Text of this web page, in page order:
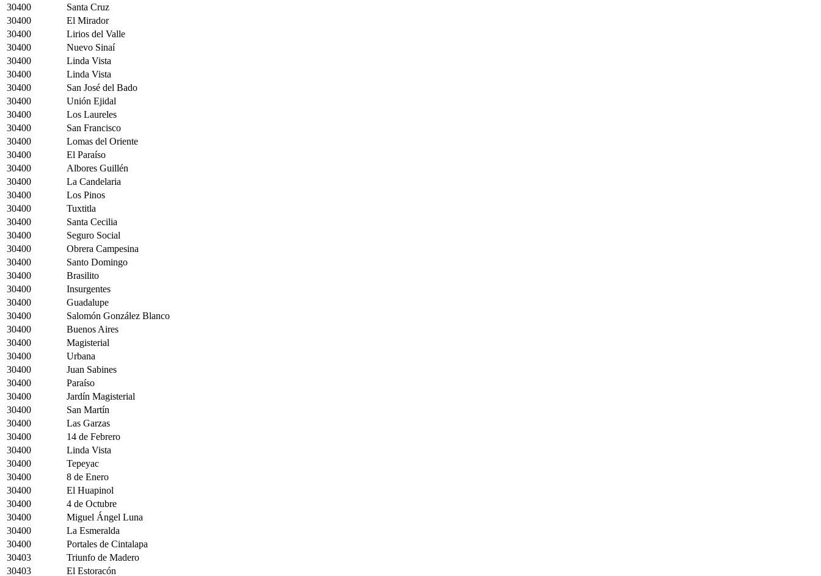
30400
Santa Cruz
30400
El Mirador
30400
Lirios del Valle
30400
Nuevo Sinaí
30400
Linda Vista
30400
Linda Vista
30400
San José del Bado
30400
Unión Ejidal
30400
Los Laureles
30400
San Francisco
30400
Lomas del Oriente
30400
El Paraíso
30400
Albores Guillén
30400
La Candelaria
30400
Los Pinos
30400
Tuxtitla
30400
Santa Cecilia
30400
Seguro Social
30400
Obrera Campesina
30400
Santo Domingo
30400
Brasilito
30400
Insurgentes
30400
Guadalupe
30400
Salomón González Blanco
30400
Buenos Aires
30400
Magisterial
30400
Urbana
30400
Juan Sabines
30400
Paraíso
30400
Jardín Magisterial
30400
San Martín
30400
Las Garzas
30400
14 de Febrero
30400
Linda Vista
30400
Tepeyac
30400
8 de Enero
30400
El Huapinol
30400
4 de Octubre
30400
Miguel Ángel Luna
30400
La Esmeralda
30400
Portales de Cintalapa
30403
Triunfo de Madero
30403
El Estoracón